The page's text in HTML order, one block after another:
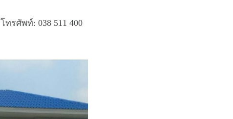
โทรศัพท์: 038 511 400